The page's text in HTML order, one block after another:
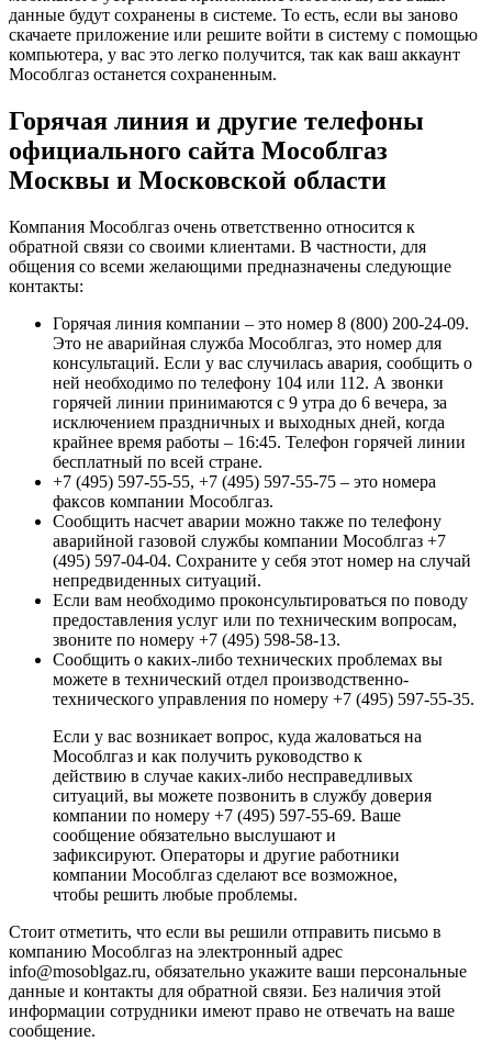
данные будут сохранены в системе. То есть, если вы заново
скачаете приложение или решите войти в систему с помощью
компьютера, у вас это легко получится, так как ваш аккаунт
Мособлгаз останется сохраненным.
Горячая линия и другие телефоны
официального сайта Мособлгаз
Москвы и Московской области
Компания Мособлгаз очень ответственно относится к
обратной связи со своими клиентами. В частности, для
общения со всеми желающими предназначены следующие
контакты:
Горячая линия компании – это номер 8 (800) 200-24-09.
Это не аварийная служба Мособлгаз, это номер для
консультаций. Если у вас случилась авария, сообщить о
ней необходимо по телефону 104 или 112. А звонки
горячей линии принимаются с 9 утра до 6 вечера, за
исключением праздничных и выходных дней, когда
крайнее время работы – 16:45. Телефон горячей линии
бесплатный по всей стране.
+7 (495) 597-55-55, +7 (495) 597-55-75 – это номера
факсов компании Мособлгаз.
Сообщить насчет аварии можно также по телефону
аварийной газовой службы компании Мособлгаз +7
(495) 597-04-04. Сохраните у себя этот номер на случай
непредвиденных ситуаций.
Если вам необходимо проконсультироваться по поводу
предоставления услуг или по техническим вопросам,
звоните по номеру +7 (495) 598-58-13.
Сообщить о каких-либо технических проблемах вы
можете в технический отдел производственно-
технического управления по номеру +7 (495) 597-55-35.
Если у вас возникает вопрос, куда жаловаться на
Мособлгаз и как получить руководство к
действию в случае каких-либо несправедливых
ситуаций, вы можете позвонить в службу доверия
компании по номеру +7 (495) 597-55-69. Ваше
сообщение обязательно выслушают и
зафиксируют. Операторы и другие работники
компании Мособлгаз сделают все возможное,
чтобы решить любые проблемы.
Стоит отметить, что если вы решили отправить письмо в
компанию Мособлгаз на электронный адрес
info@mosoblgaz.ru, обязательно укажите ваши персональные
данные и контакты для обратной связи. Без наличия этой
информации сотрудники имеют право не отвечать на ваше
сообщение.